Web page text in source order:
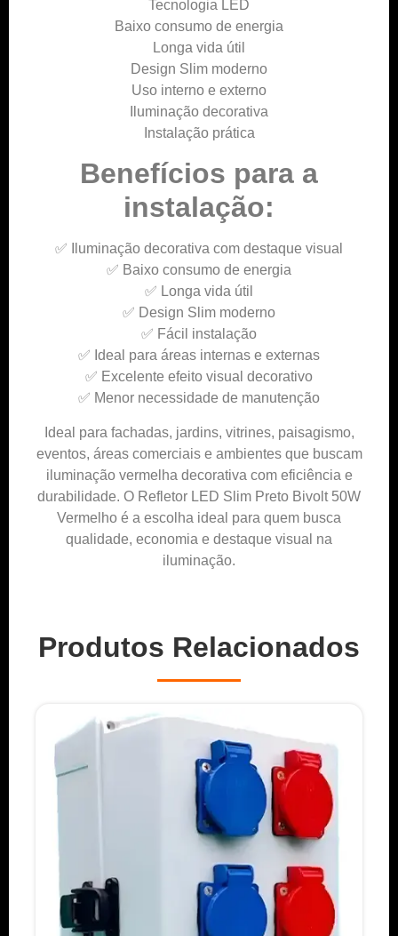
Tecnologia LED
Baixo consumo de energia
Longa vida útil
Design Slim moderno
Uso interno e externo
Iluminação decorativa
Instalação prática
Benefícios para a
instalação:
✅ Iluminação decorativa com destaque visual
✅ Baixo consumo de energia
✅ Longa vida útil
✅ Design Slim moderno
✅ Fácil instalação
✅ Ideal para áreas internas e externas
✅ Excelente efeito visual decorativo
✅ Menor necessidade de manutenção
Ideal para fachadas, jardins, vitrines, paisagismo,
eventos, áreas comerciais e ambientes que buscam
iluminação vermelha decorativa com eficiência e
durabilidade. O Refletor LED Slim Preto Bivolt 50W
Vermelho é a escolha ideal para quem busca
qualidade, economia e destaque visual na
iluminação.
Produtos Relacionados